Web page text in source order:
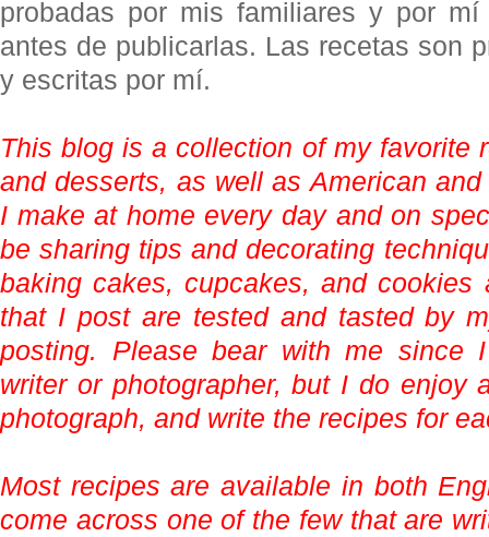
probadas por mis familiares y por mí
antes de publicarlas. Las recetas son
y escritas por mí.
This blog is a collection of my favorite
and desserts, as well as American
I make at home every day and on
be sharing tips and decorating
baking cakes, cupcakes, and
that I post are tested and tasted by
posting. Please bear with me since
writer or photographer, but I do enjoy
photograph, and write the recipes for
Most recipes are available in both
come across one of the few that are